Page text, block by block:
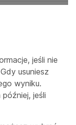
jeśli nie
usuniesz
wyniku.
jeśli